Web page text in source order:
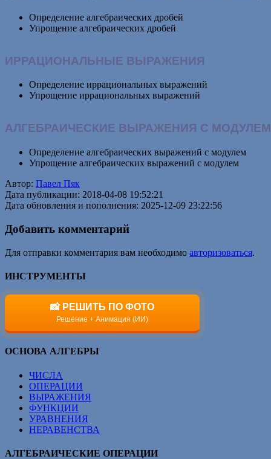
Определение алгебраических дробей
Упрощение алгебраических дробей
ИРРАЦИОНАЛЬНЫЕ ВЫРАЖЕНИЯ
Определение иррациональных выражений
Упрощение иррациональных выражений
АЛГЕБРАИЧЕСКИЕ ВЫРАЖЕНИЯ С МОДУЛЕМ
Определение алгебраических выражений с модулем
Упрощение алгебраических выражений с модулем
Автор: Павел Пяк
Дата публикации: 2018-04-08 19:52:21
Дата обновления и пополнения: 2025-12-09 23:22:56
Добавить комментарий
Для отправки комментария вам необходимо авторизоваться.
ИНСТРУМЕНТЫ
📸 РЕШИТЬ ПО ФОТО
Решение + Анимация (ИИ)
ОСНОВА АЛГЕБРЫ
ЧИСЛА
ОПЕРАЦИИ
ВЫРАЖЕНИЯ
ФУНКЦИИ
УРАВНЕНИЯ
НЕРАВЕНСТВА
АЛГЕБРАИЧЕСКИЕ ОПЕРАЦИИ